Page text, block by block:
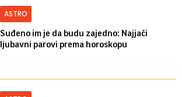
ASTRO
Suđeno im je da budu zajedno: Najjači
ljubavni parovi prema horoskopu